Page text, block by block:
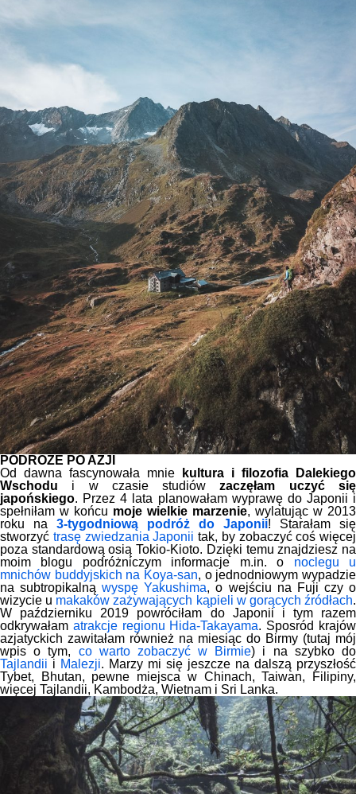
PODRÓŻE PO AZJI
Od dawna fascynowała mnie
kultura i filozofia Dalekiego
Wschodu i w czasie studiówzaczęłam uczyć się
japońskiego. Przez 4 lata planowałam wyprawę do Japonii i
spełniłam w końcu moje wielkie marzenie, wylatując w 2013
roku na 3-tygodniową podróż do Japonii! Starałam się
stworzyć trasę zwiedzania Japonii tak, by zobaczyć coś więcej
poza standardową osią Tokio-Kioto. Dzięki temu znajdziesz na
moim blogu podróżniczym informacje m.in. o noclegu u
mnichów buddyjskich na Koya-san, o jednodniowym wypadzie
na subtropikalnąwyspę Yakushima, o wejściu na Fuji czy o
wizycie u makaków zażywających kąpieli w gorących źródłach.
W październiku 2019 powróciłam do Japonii i tym razem
odkrywałam atrakcje regionu Hida-Takayama. Sposród krajów
azjatyckich zawitałam również na miesiąc do Birmy (tutaj mój
wpis o tym, co warto zobaczyć w Birmie) i na szybko do
Tajlandii i Malezji. Marzy mi się jeszcze na dalszą przyszłość
Tybet, Bhutan, pewne miejsca w Chinach, Taiwan, Filipiny,
więcej Tajlandii, Kambodża, Wietnam i Sri Lanka.